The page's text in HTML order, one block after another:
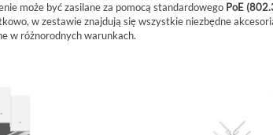
INTEGRA 32 SATEL
CENTRALI
może być zasilane za pomocą standardowego PoE
w zestawie znajdują się wszystkie niezbędne
w różnorodnych warunkach.